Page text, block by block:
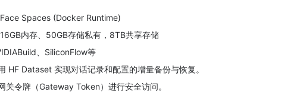
Spaces (Docker Runtime)
内存、50GB存储私有，8TB共享存储
、SiliconFlow等
HF Dataset 实现对话记录和配置的增量备份与恢复。
关令牌（Gateway Token）进行安全访问。